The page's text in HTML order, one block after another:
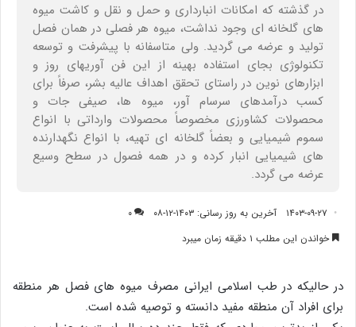
در گذشته که امکانات انبارداری و حمل و نقل و کاشت میوه
های گلخانه ای وجود نداشت، میوه هر فصلی در همان فصل
تولید و عرضه می گردید. ولی متاسفانه با پیشرفت و توسعه
تکنولوژی بجای استفاده بهینه از این فن آوریهای روز و
ابزارهای نوین در راستای تحقق اهداف عالیه بشر، صرفاً برای
کسب درآمدهای سرسام آور، میوه ها، صیفی جات و
محصولات کشاورزی مخصوصاً محصولات وارداتی با انواع
سموم شیمیایی و بعضاً گلخانه ای تهیه، با انواع نگهدارنده
های شیمیایی انبار کرده و در همه فصول در سطح وسیع
عرضه می گردد.
۱۴۰۳-۰۹-۲۷ آخرین به روز رسانی: ۱۴۰۳-۱۲-۰۸
۰
خواندن این مطلب ۱ دقیقه زمان میبرد
در حالیکه در طب اسلامی ایرانی مصرف میوه های فصل هر منطقه
برای افراد آن منطقه مفید دانسته و توصیه شده است.